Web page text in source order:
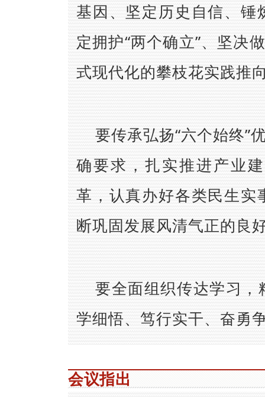
基因、坚定历史自信、
定拥护“两个确立”、坚决
式现代化的攀枝花实践推
要传承弘扬“六个始终”
确要求，扎实推进产业
革，认真办好各类民生
断巩固发展风清气正的良
要全面组织传达学习
学细悟、笃行实干、奋勇
会议指出